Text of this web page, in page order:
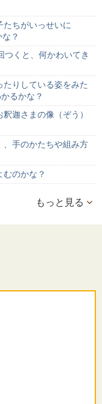
たちがいっせいに
？
くと、何かわいてき
りしている姿をみた
るかな？
迦さまの像（ぞう）
、手のかたちや組み方
のかな？
もっと見る